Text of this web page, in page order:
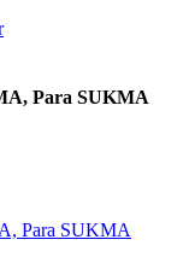
Para SUKMA